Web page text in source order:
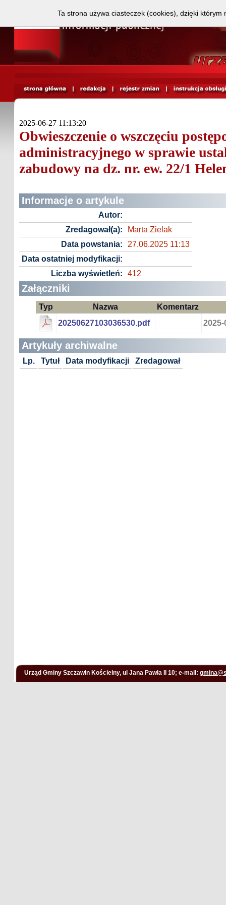
2025-06-27 11:13:20
Obwieszczenie o wszczęciu
administracyjnego w sprawie
zabudowy na dz. nr. ew. 22/1
Informacje o artykule
Autor:
Zredagował(a):
Marta Zielak
Data powstania:
27.06.2025 11:13
Data ostatniej modyfikacji:
Liczba wyświetleń:
412
Załączniki
Typ Nazwa
Komentarz
20250627103036530.pdf
2025-
Artykuły archiwalne
Lp. Tytuł Data modyfikacji Zredagował
Urząd Gminy Szczawin Kościelny, ul Jana Pawła II 10; e-mail:
Ta strona używa ciasteczek (cookies), dzięki którym